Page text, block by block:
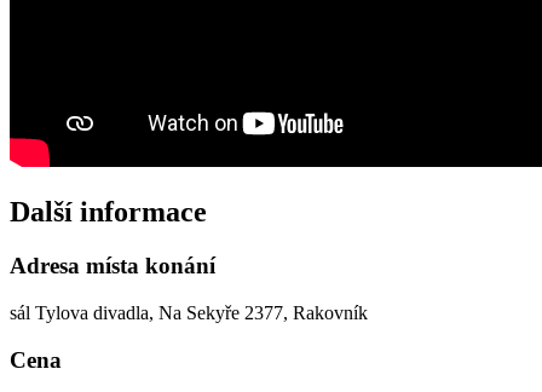
Další informace
Adresa místa konání
sál Tylova divadla, Na Sekyře 2377, Rakovník
Cena